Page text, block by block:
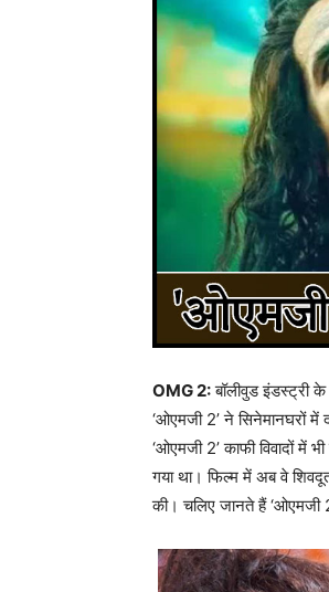
OMG 2:बॉलीवुड इंडस्ट्री के
‘ओएमजी 2’ ने सिनेमानघरों
‘ओएमजी 2’ काफी विवादों में
गया था। फिल्म में अब वे
की। चलिए जानते हैं ‘ओएमजी